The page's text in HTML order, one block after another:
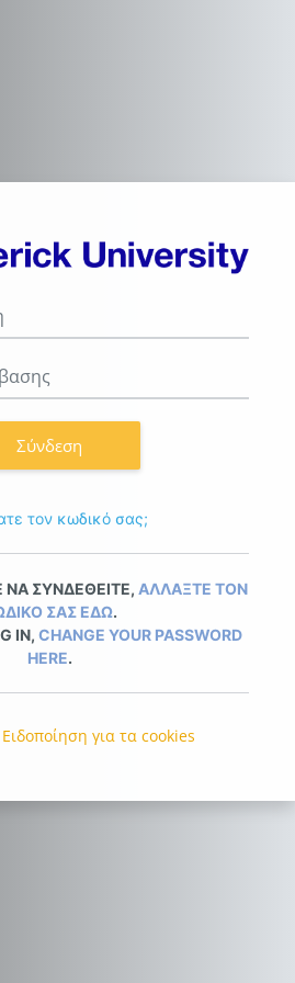
Σύνδεση στο
Σύνδεση
τον κωδικό σας;
ΣΥΝΔΕΘΕΙΤΕ, ΑΛΛΑΞΤΕ ΤΟΝ
ΣΑΣ ΕΔΩ.
IN, CHANGE YOUR PASSWORD
HERE.
Ειδοποίηση για τα cookies